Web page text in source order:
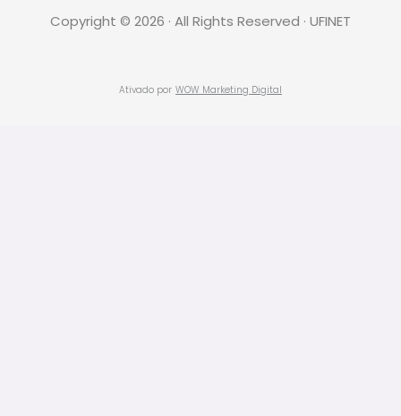
Copyright © 2026 · All Rights Reserved · UFINET
Ativado por WOW Marketing Digital